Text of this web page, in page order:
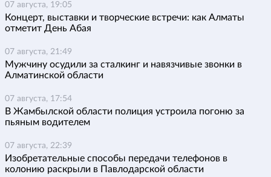
07 августа, 19:05
Концерт, выставки и творческие встречи: как Алматы
отметит День Абая
07 августа, 21:49
Мужчину осудили за сталкинг и навязчивые звонки в
Алматинской области
07 августа, 17:54
В Жамбылской области полиция устроила погоню за
пьяным водителем
07 августа, 22:39
Изобретательные способы передачи телефонов в
колонию раскрыли в Павлодарской области